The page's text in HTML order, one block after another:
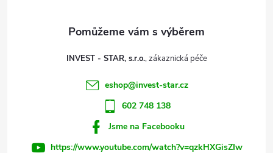
INVEST - STAR, s.r.o.
eshop@invest-star.cz
602 748 138
Jsme na Facebooku
https://www.youtube.com/watch?v=qzkHXGisZIw